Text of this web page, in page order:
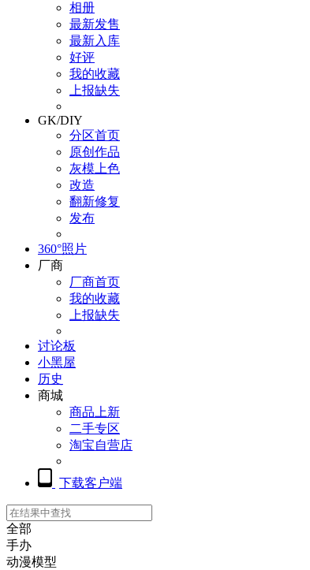
相册
最新发售
最新入库
好评
我的收藏
上报缺失
GK/DIY
分区首页
原创作品
灰模上色
改造
翻新修复
发布
360°照片
厂商
厂商首页
我的收藏
上报缺失
讨论板
小黑屋
历史
商城
商品上新
二手专区
淘宝自营店
下载客户端
全部
手办
动漫模型